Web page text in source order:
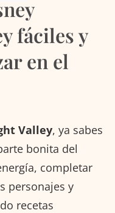
fáciles y
en el
Valley, ya sabes
bonita del
completar
personajes y
recetas